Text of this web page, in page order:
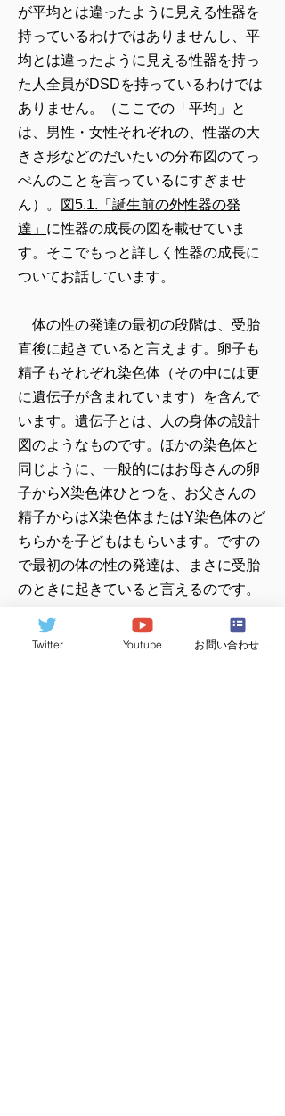
が平均とは違ったように見える性器を
持っているわけではありませんし、平
均とは違ったように見える性器を持っ
た人全員がDSDを持っているわけでは
ありません。（ここでの「平均」と
は、男性・女性それぞれの、性器の大
きさ形などのだいたいの分布図のてっ
ぺんのことを言っているにすぎませ
ん）。
図5.1.「誕生前の外性器の発
達」 に性器の成長の図を載せていま
す。そこでもっと詳しく性器の成長に
ついてお話しています。
体の性の発達の最初の段階は、受胎
直後に起きていると言えます。卵子も
精子もそれぞれ染色体（その中には更
に遺伝子が含まれています）を含んで
います。遺伝子とは、人の身体の設計
図のようなものです。ほかの染色体と
同じように、一般的にはお母さんの卵
子からX染色体ひとつを、お父さんの
精子からはX染色体またはY染色体のど
ちらかを子どもはもらいます。ですの
で最初の体の性の発達は、まさに受胎
のときに起きていると言えるのです。
人の体の性は、人生の中で本当に多
Twitter Youtube